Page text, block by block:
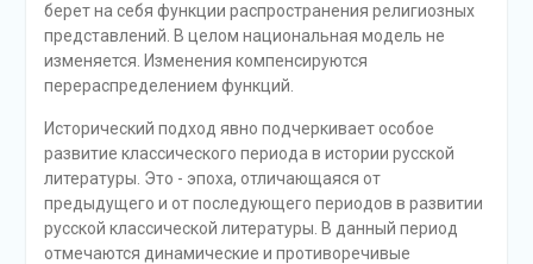
берет на себя функции распространения религиозных
представлений. В целом национальная модель не
изменяется. Изменения компенсируются
перераспределением функций.
Исторический подход явно подчеркивает особое
развитие классического периода в истории русской
литературы. Это - эпоха, отличающаяся от
предыдущего и от последующего периодов в развитии
русской классической литературы. В данный период
отмечаются динамические и противоречивые